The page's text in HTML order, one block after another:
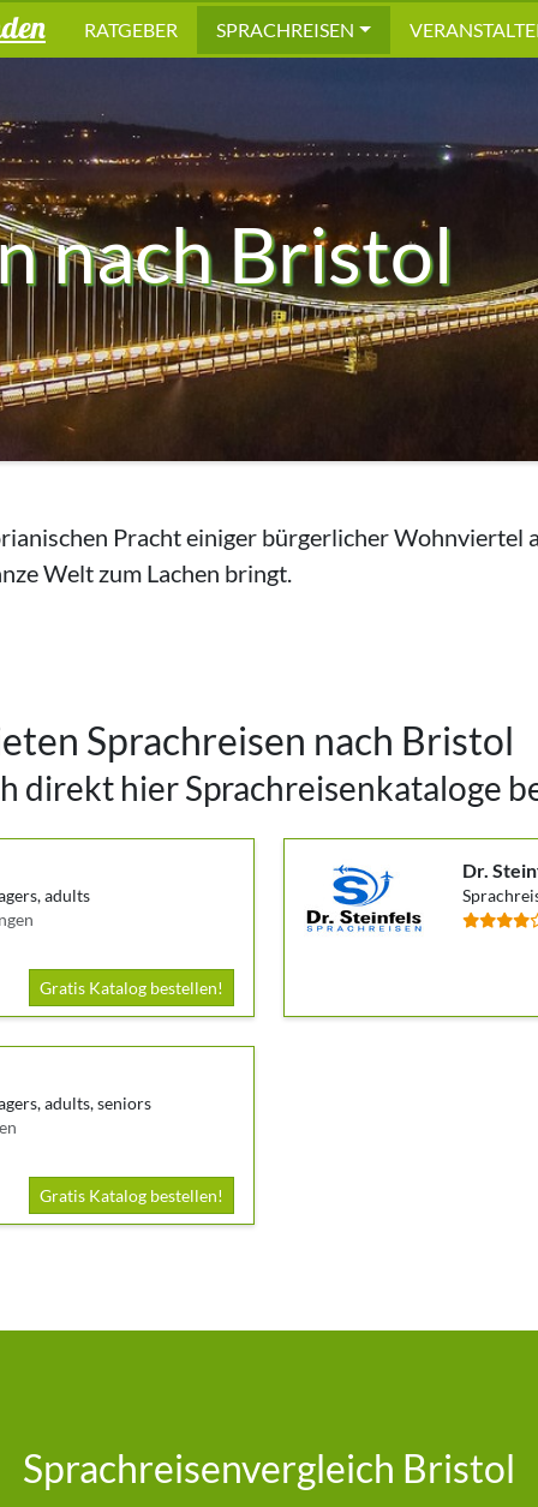
RATGEBER SPRACHREISEN
nach Bristol
Pracht einiger bürgerlicher Wohnviertel
Welt zum Lachen bringt.
Sprachreisen nach Bristol
direkt hier Sprachreisenkataloge
adults
Gratis Katalog bestellen!
Dr.
adults, seniors
Gratis Katalog bestellen!
Sprachreisenvergleich Bristol